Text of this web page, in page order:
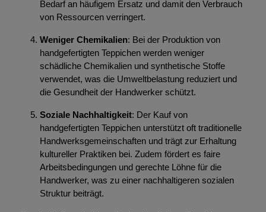
Bedarf an häufigem Ersatz und damit den Verbrauch
von Ressourcen verringert.
Weniger Chemikalien: Bei der Produktion von
handgefertigten Teppichen werden weniger
schädliche Chemikalien und synthetische Stoffe
verwendet, was die Umweltbelastung reduziert und
die Gesundheit der Handwerker schützt.
Soziale Nachhaltigkeit: Der Kauf von
handgefertigten Teppichen unterstützt oft traditionelle
Handwerksgemeinschaften und trägt zur Erhaltung
kultureller Praktiken bei. Zudem fördert es faire
Arbeitsbedingungen und gerechte Löhne für die
Handwerker, was zu einer nachhaltigeren sozialen
Struktur beiträgt.